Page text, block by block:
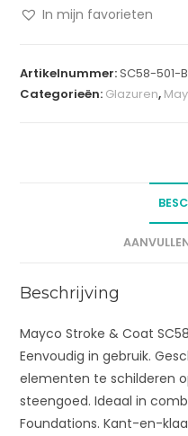
In mijn favorieten
t
:
Artikelnummer:SC58-501-
Categorieën: Glazuren,
Beschrijving
Mayco Stroke & Coat
Eenvoudig in gebruik.
elementen te schilderen
steengoed. Ideaal in
Foundations. Kant-en-